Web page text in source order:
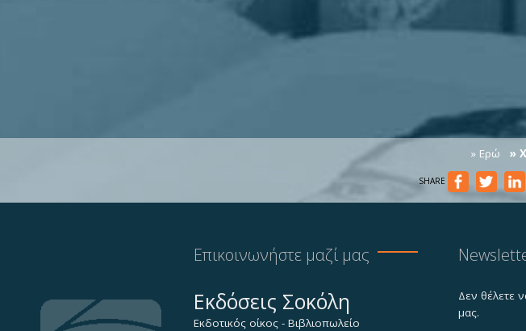
» Ερώ »
SHARE
Επικοινωνήστε μαζί μας
Εκδόσεις Σοκόλη
Εκδοτικός οίκος - Βιβλιοπωλείο
Δεν θέλετε
μας.